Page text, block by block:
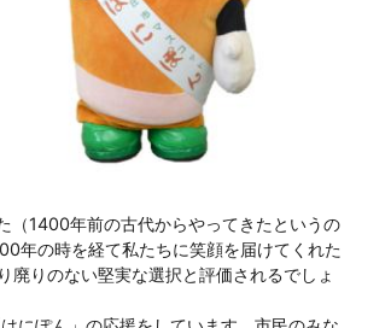
（1400年前の古代からやってきたというの
年の時を経て私たちに笑顔を届けてくれた
廃りのない堅実な選択と評価されるでしょ